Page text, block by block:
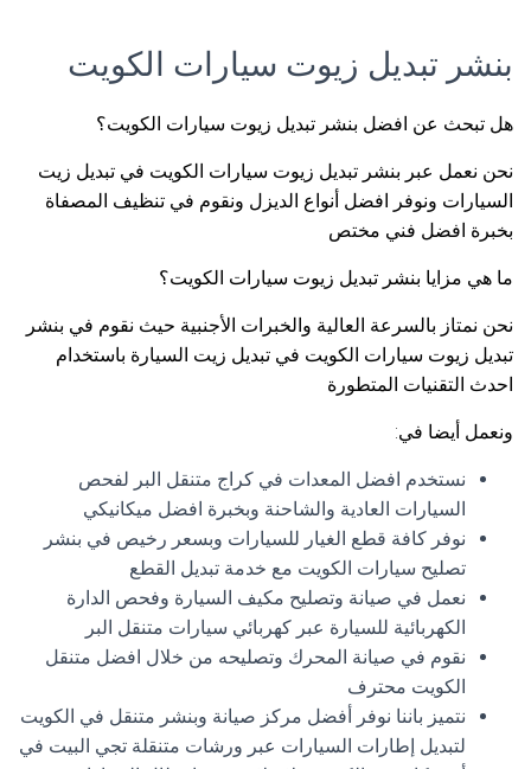
بنشر تبديل زيوت سيارات الكويت
هل تبحث عن افضل بنشر تبديل زيوت سيارات الكويت؟
نحن نعمل عبر بنشر تبديل زيوت سيارات الكويت في تبديل زيت
السيارات ونوفر افضل أنواع الديزل ونقوم في تنظيف المصفاة
بخبرة افضل فني مختص
ما هي مزايا بنشر تبديل زيوت سيارات الكويت؟
نحن نمتاز بالسرعة العالية والخبرات الأجنبية حيث نقوم في بنشر
تبديل زيوت سيارات الكويت في تبديل زيت السيارة باستخدام
احدث التقنيات المتطورة
ونعمل أيضا في:
نستخدم افضل المعدات في كراج متنقل البر لفحص
السيارات العادية والشاحنة وبخبرة افضل ميكانيكي
نوفر كافة قطع الغيار للسيارات وبسعر رخيص في بنشر
تصليح سيارات الكويت مع خدمة تبديل القطع
نعمل في صيانة وتصليح مكيف السيارة وفحص الدارة
الكهربائية للسيارة عبر كهربائي سيارات متنقل البر
نقوم في صيانة المحرك وتصليحه من خلال افضل متنقل
الكويت محترف
نتميز باننا نوفر أفضل مركز صيانة وبنشر متنقل في الكويت
لتبديل إطارات السيارات عبر ورشات متنقلة تجي البيت في